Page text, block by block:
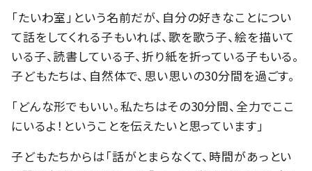
「たいわ室」という名前だが、自分の好きなことについ
て話をしてくれる子もいれば、歌を歌う子、絵を描いて
いる子、読書している子、折り紙を折っている子もいる。
子どもたちは、自然体で、思い思いの30分間を過ごす。
「どんな形でもいい。私たちはその30分間、全力でここ
にいるよ！ということを伝えたいと思っています」
子どもたちからは「話がとまらなくて、時間があっとい